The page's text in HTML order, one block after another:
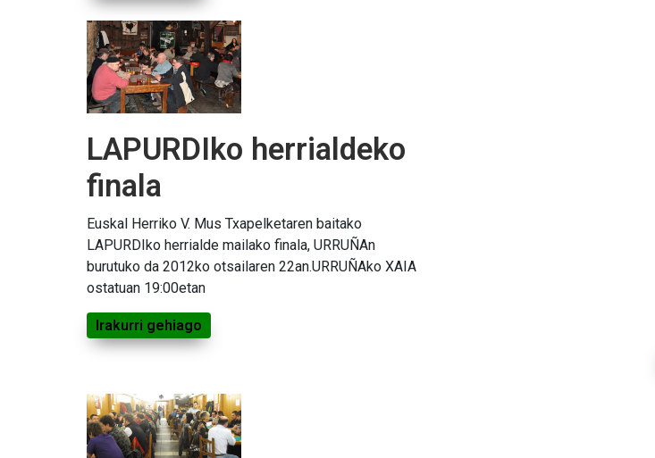
LAPURDIko herrialdeko
finala
Euskal Herriko V. Mus Txapelketaren baitako
LAPURDIko herrialde mailako finala, URRUÑAn
burutuko da 2012ko otsailaren 22an.URRUÑAko XAIA
ostatuan 19:00etan
Irakurri gehiago